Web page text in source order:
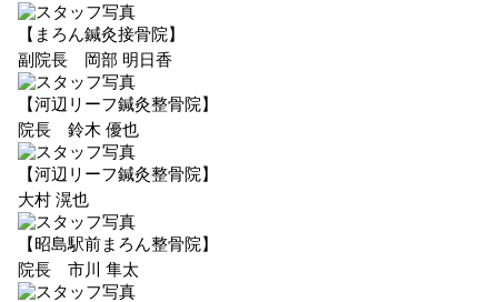
【まろん鍼灸接骨院】
副院長 岡部 明日香
【河辺リーフ鍼灸整骨院】
院長 鈴木 優也
【河辺リーフ鍼灸整骨院】
大村 滉也
【昭島駅前まろん整骨院】
院長 市川 隼太